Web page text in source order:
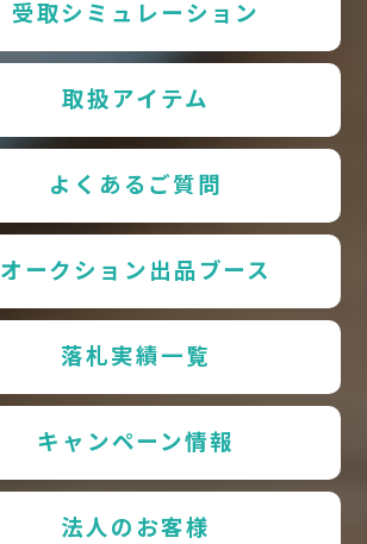
受取シミュレーション
取扱アイテム
よくあるご質問
オークション出品ブース
落札実績一覧
キャンペーン情報
法人のお客様